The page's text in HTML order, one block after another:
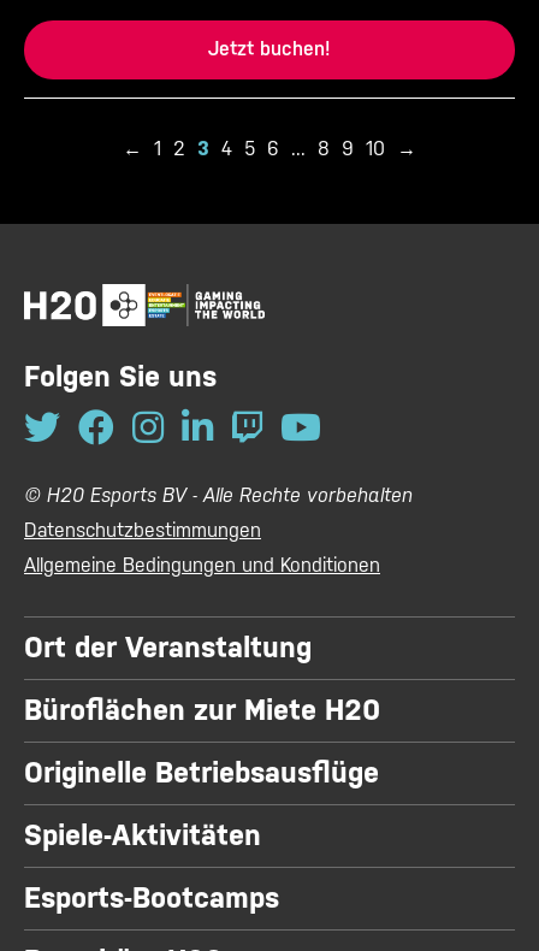
Jetzt buchen!
← 1 2 3 4 5 6 ... 8 9 10 →
Folgen Sie uns
© H20 Esports BV - Alle Rechte vorbehalten
Datenschutzbestimmungen
Allgemeine Bedingungen und Konditionen
Ort der Veranstaltung
Büroflächen zur Miete H20
Originelle Betriebsausflüge
Spiele-Aktivitäten
Esports-Bootcamps